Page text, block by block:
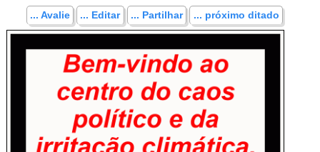
... Avalie ... Editar ... Partilhar ... próximo ditado